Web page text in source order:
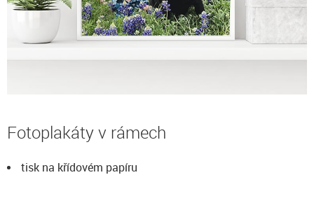
Fotoplakáty v rámech
tisk na křídovém papíru